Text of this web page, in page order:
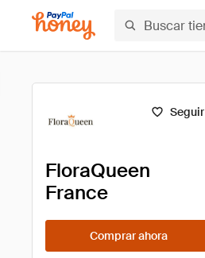
Seguir
FloraQueen
France
Comprar ahora